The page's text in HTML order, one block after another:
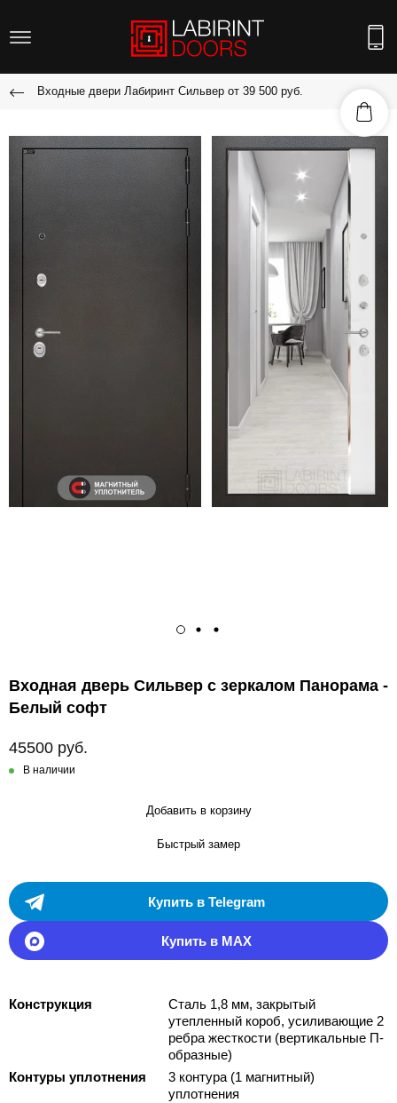
Входные двери Лабиринт Сильвер от 39 500 руб.
Входная дверь Сильвер с зеркалом Панорама -
Белый софт
45500 руб.
В наличии
Добавить в корзину
Быстрый замер
Купить в Telegram
Купить в MAX
Конструкция
Сталь 1,8 мм, закрытый
утепленный короб, усиливающие 2
ребра жесткости (вертикальные П-
образные)
Контуры уплотнения
3 контура (1 магнитный)
уплотнения